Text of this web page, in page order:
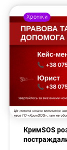
Хроніки
КримSOS